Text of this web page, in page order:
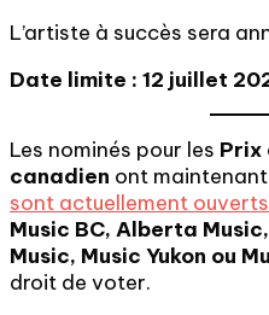
L’artiste à succès sera
Date limite : 12 juillet
Les nominés pour les Prix
canadien ont
sont actuellement
Music BC, Alberta
Music, Music Yukon ou
droit de voter.